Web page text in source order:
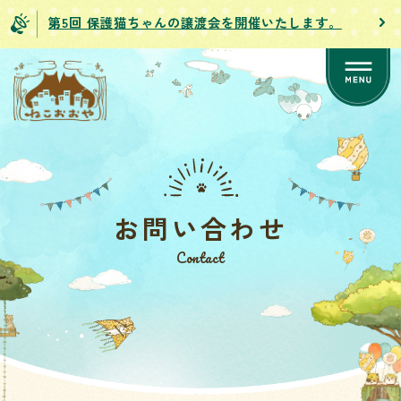
第5回 保護猫ちゃんの譲渡会を開催いたします。
お問い合わせ
Contact